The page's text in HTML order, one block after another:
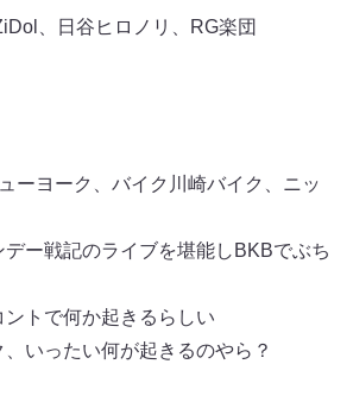
、日谷ヒロノリ、RG楽団
ーヨーク、バイク川崎バイク、ニッ
ー戦記のライブを堪能しBKBでぶち
トで何か起きるらしい
いったい何が起きるのやら？